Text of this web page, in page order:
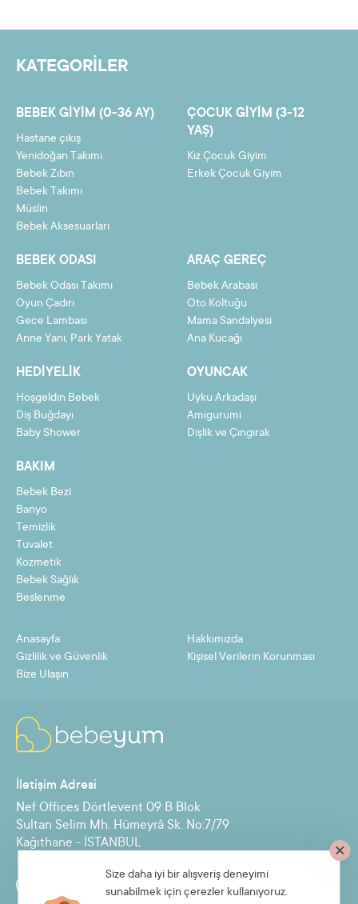
KATEGORİLER
BEBEK GIYIM (0-36 AY)
Hastane çıkış
Yenidoğan Takımı
Bebek Zıbın
Bebek Takımı
Müslin
Bebek Aksesuarları
ÇOCUK GIYIM (3-12
YAŞ)
Kız Çocuk Giyim
Erkek Çocuk Giyim
BEBEK ODASI
Bebek Odası Takımı
Oyun Çadırı
Gece Lambası
Anne Yanı, Park Yatak
ARAÇ GEREÇ
Bebek Arabası
Oto Koltuğu
Mama Sandalyesi
Ana Kucağı
HEDIYELIK
Hoşgeldin Bebek
Diş Buğdayı
Baby Shower
OYUNCAK
Uyku Arkadaşı
Amigurumi
Dişlik ve Çıngırak
BAKIM
Bebek Bezi
Banyo
Temizlik
Tuvalet
Kozmetik
Bebek Sağlık
Beslenme
Anasayfa
Hakkımızda
Gizlilik ve Güvenlik
Kişisel Verilerin Korunması
Bize Ulaşın
İletişim Adresi
Nef Offices Dörtlevent 09 B Blok
Sultan Selim Mh. Hümeyrâ Sk. No:7/79
Kağıthane - İSTANBUL
Destek Hattı
Size daha iyi bir alışveriş deneyimi
sunabilmek için çerezler kullanıyoruz.